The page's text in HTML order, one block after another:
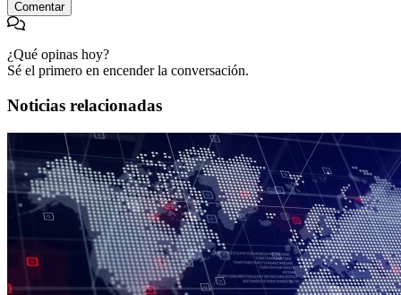
Comentar
¿Qué opinas hoy?
Sé el primero en encender la conversación.
Noticias relacionadas